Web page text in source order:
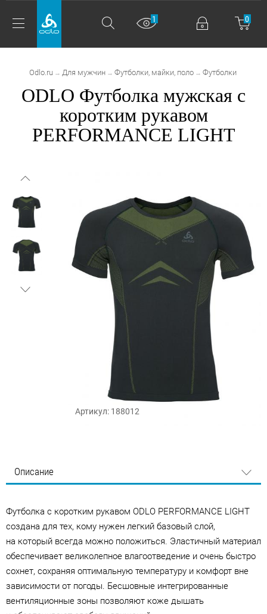
0
1
Odlo.ru → Для мужчин → Футболки, майки, поло → Футболки
ODLO Футболка мужская с
коротким рукавом
PERFORMANCE LIGHT
Артикул: 188012
Описание
Футболка с коротким рукавом ODLO PERFORMANCE LIGHT
создана для тех, кому нужен легкий базовый слой,
на который всегда можно положиться. Эластичный материал
обеспечивает великолепное влагоотведение и очень быстро
сохнет, сохраняя оптимальную температуру и комфорт вне
зависимости от погоды. Бесшовные интегрированные
вентиляционные зоны позволяют коже дышать